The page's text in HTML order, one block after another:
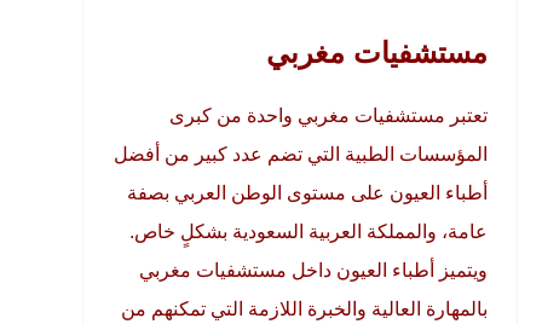
مستشفيات مغربي
تعتبر مستشفيات مغربي واحدة من كبرى
المؤسسات الطبية التي تضم عدد كبير من أفضل
أطباء العيون على مستوى الوطن العربي بصفة
عامة، والمملكة العربية السعودية بشكلٍ خاص.
ويتميز أطباء العيون داخل مستشفيات مغربي
بالمهارة العالية والخبرة اللازمة التي تمكنهم من